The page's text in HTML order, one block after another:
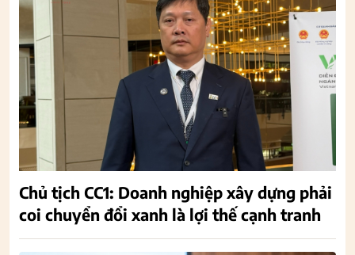
Chủ tịch CC1: Doanh nghiệp xây dựng phải
coi chuyển đổi xanh là lợi thế cạnh tranh